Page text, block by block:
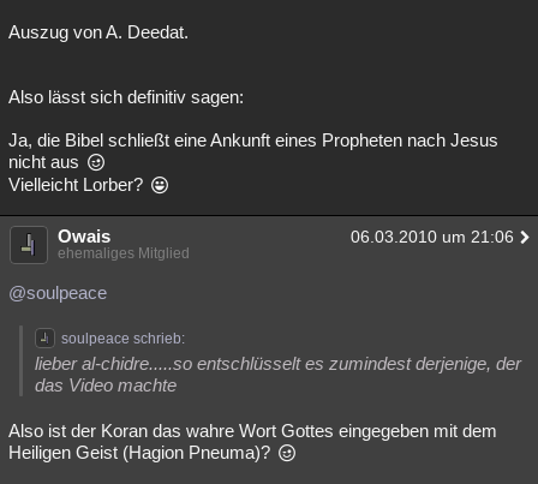
Auszug von A. Deedat.
Also lässt sich definitiv sagen:
Ja, die Bibel schließt eine Ankunft eines Propheten nach Jesus
nicht aus
Vielleicht Lorber?
Owais 06.03.2010 um 21:06
ehemaliges Mitglied
@soulpeace
soulpeace schrieb:
lieber al-chidre.....so entschlüsselt es zumindest derjenige, der
das Video machte
Also ist der Koran das wahre Wort Gottes eingegeben mit dem
Heiligen Geist (Hagion Pneuma)?